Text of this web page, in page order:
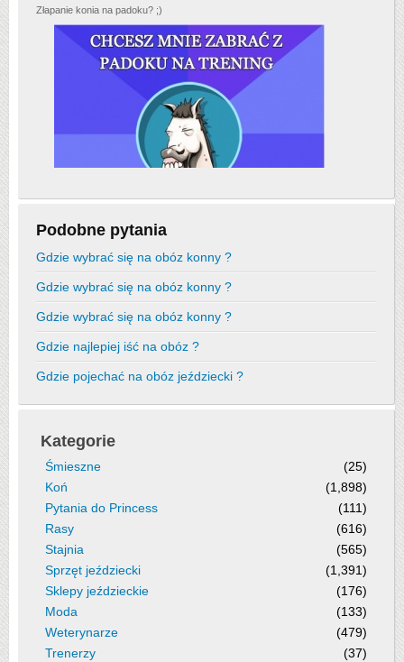
Złapanie konia na padoku? ;)
Podobne pytania
Gdzie wybrać się na obóz konny ?
Gdzie wybrać się na obóz konny ?
Gdzie wybrać się na obóz konny ?
Gdzie najlepiej iść na obóz ?
Gdzie pojechać na obóz jeździecki ?
Kategorie
Śmieszne
(25)
Koń
(1,898)
Pytania do Princess
(111)
Rasy
(616)
Stajnia
(565)
Sprzęt jeździecki
(1,391)
Sklepy jeździeckie
(176)
Moda
(133)
Weterynarze
(479)
Trenerzy
(37)